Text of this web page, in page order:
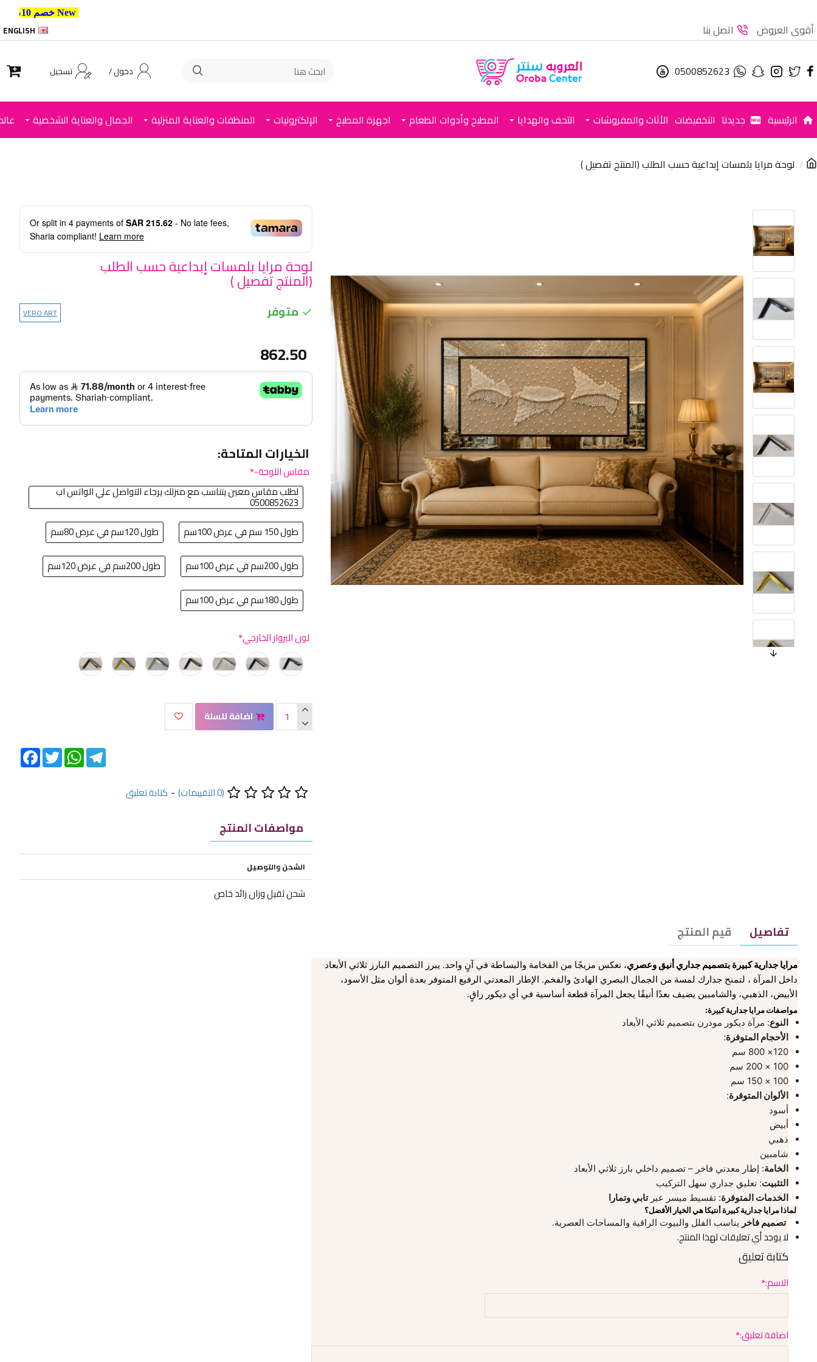
أقوى العروض اتصل بنا ENGLISH
0500852623 دخول / تسجيل
الرئيسية جديدنا التخفيضات الأثاث والمفروشات التحف والهدايا المطبخ وأدوات الطعام اجهزة المطبخ الإلكترونيات المنظفات والعناية المنزلية الجمال والعناية الشخصية
لوحة مرايا بلمسات إبداعية حسب الطلب (المنتج تفصيل )
Or split in 4 payments of SAR 215.62 - No late fees,
Sharia compliant! Learn more
لوحة مرايا بلمسات إبداعية حسب الطلب
(المنتج تفصيل )
متوفر VERO ART
(0 التقييمات) - كتابة تعليق
862.50
الخيارات المتاحة:
مقاس اللوحة-
لطلب مقاس معين يتناسب مع منزلك يرجاء التواصل علي الواتس اب
0500852623
طول 150 سم في عرض 100سم
طول 120سم في عرض 80سم
طول 200سم في عرض 100سم
طول 200سم في عرض 120سم
طول 180سم في عرض 100سم
لون البرواز الخارجي
اضافة للسلة
FacebookTwitter
WhatsAppTelegram
مواصفات المنتج
الشحن والتوصيل
شحن ثقيل وزان زائد خاص
تفاصيل قيم المنتج
مرايا جدارية كبيرة بتصميم جداري أنيق وعصري، تعكس مزيجًا من الفخامة والبساطة في آنٍ واحد. يبرز التصميم البارز ثلاثي الأبعاد
داخل المرآة ، لتمنح جدارك لمسة من الجمال البصري الهادئ والفخم. الإطار المعدني الرفيع المتوفر بعدة ألوان مثل الأسود،
الأبيض، الذهبي، والشامبين يضيف بعدًا أنيقًا يجعل المرآة قطعة أساسية في أي ديكور راقٍ.
مواصفات مرايا جدارية كبيرة:
النوع: مرآة ديكور مودرن بتصميم ثلاثي الأبعاد
الأحجام المتوفرة:
120× 800 سم
100 × 200 سم
100 × 150 سم
الألوان المتوفرة:
أسود
أبيض
ذهبي
شامبين
الخامة: إطار معدني فاخر – تصميم داخلي بارز ثلاثي الأبعاد
التثبيت: تعليق جداري سهل التركيب
الخدمات المتوفرة: تقسيط ميسر عبرتابي وتمارا
لماذا مرايا جدارية كبيرة أنتيكا هي الخيار الأفضل؟
تصميم فاخر يناسب الفلل والبيوت الراقية والمساحات العصرية.
لا يوجد أي تعليقات لهذا المنتج.
كتابة تعليق
الاسم:
اضافة تعليق: